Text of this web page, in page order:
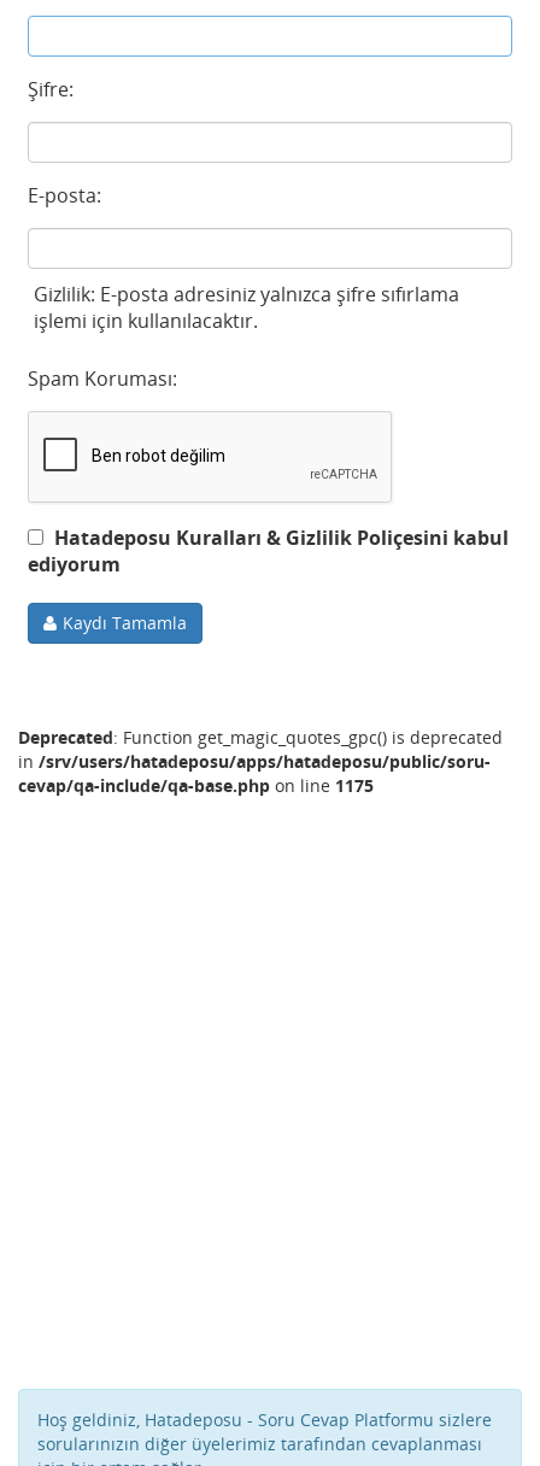
Şifre:
E-posta:
Gizlilik: E-posta adresiniz yalnızca şifre sıfırlama
işlemi için kullanılacaktır.
Spam Koruması:
Hatadeposu Kuralları & Gizlilik Poliçesini kabul
ediyorum
Kaydı Tamamla
Deprecated: Function get_magic_quotes_gpc() is deprecated
in /srv/users/hatadeposu/apps/hatadeposu/public/soru-
cevap/qa-include/qa-base.php on line 1175
Hoş geldiniz, Hatadeposu - Soru Cevap Platformu sizlere
sorularınızın diğer üyelerimiz tarafından cevaplanması